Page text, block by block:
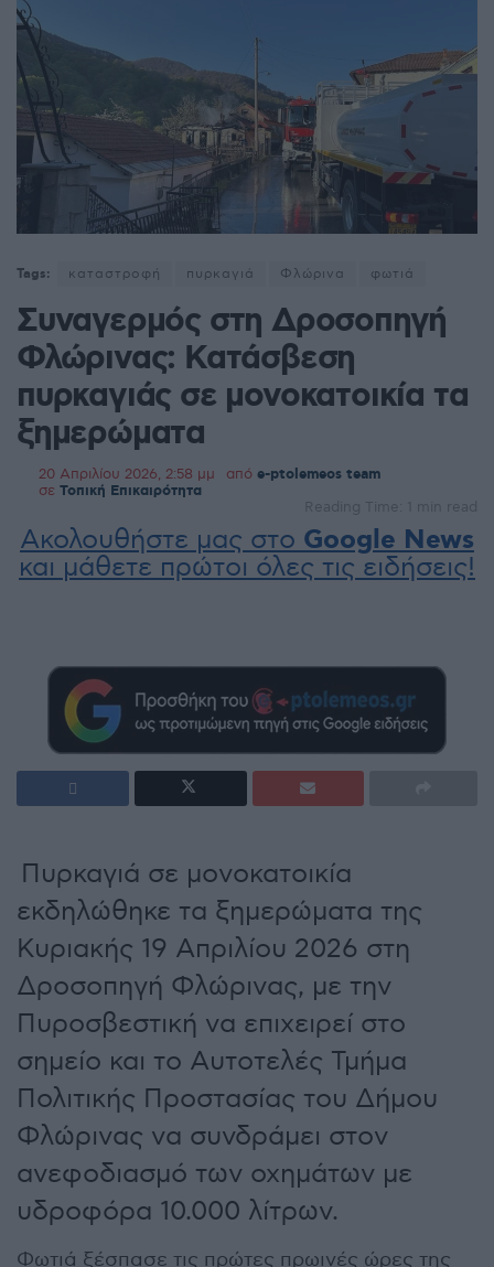
Tags: καταστροφή πυρκαγιά Φλώρινα φωτιά
Συναγερμός στη Δροσοπηγή
Φλώρινας: Κατάσβεση
πυρκαγιάς σε μονοκατοικία τα
ξημερώματα
20 Απριλίου 2026, 2:58 μμ από e-ptolemeos team
σε Τοπική Επικαιρότητα
Reading Time: 1 min read
Ακολουθήστε μας στο Google News
και μάθετε πρώτοι όλες τις ειδήσεις!
Πυρκαγιά σε μονοκατοικία
εκδηλώθηκε τα ξημερώματα της
Κυριακής 19 Απριλίου 2026 στη
Δροσοπηγή Φλώρινας, με την
Πυροσβεστική να επιχειρεί στο
σημείο και το Αυτοτελές Τμήμα
Πολιτικής Προστασίας του Δήμου
Φλώρινας να συνδράμει στον
ανεφοδιασμό των οχημάτων με
υδροφόρα 10.000 λίτρων.
Φωτιά ξέσπασε τις πρώτες πρωινές ώρες της